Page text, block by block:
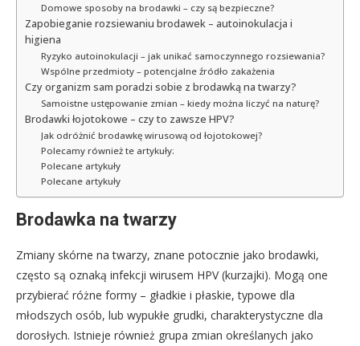
Domowe sposoby na brodawki – czy są bezpieczne?
Zapobieganie rozsiewaniu brodawek – autoinokulacja i
higiena
Ryzyko autoinokulacji – jak unikać samoczynnego rozsiewania?
Wspólne przedmioty – potencjalne źródło zakażenia
Czy organizm sam poradzi sobie z brodawką na twarzy?
Samoistne ustępowanie zmian – kiedy można liczyć na naturę?
Brodawki łojotokowe – czy to zawsze HPV?
Jak odróżnić brodawkę wirusową od łojotokowej?
Polecamy również te artykuły:
Polecane artykuły
Polecane artykuły
Brodawka na twarzy
Zmiany skórne na twarzy, znane potocznie jako brodawki,
często są oznaką infekcji wirusem HPV (kurzajki). Mogą one
przybierać różne formy – gładkie i płaskie, typowe dla
młodszych osób, lub wypukłe grudki, charakterystyczne dla
dorosłych. Istnieje również grupa zmian określanych jako